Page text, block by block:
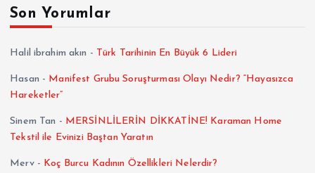
Son Yorumlar
Halil ibrahim akın - Türk Tarihinin En Büyük 6 Lideri
Hasan - Manifest Grubu Soruşturması Olayı Nedir? “Hayasızca
Hareketler”
Sinem Tan - MERSİNLİLERİN DİKKATİNE! Karaman Home
Tekstil ile Evinizi Baştan Yaratın
Merv- Koç Burcu Kadının Özellikleri Nelerdir?